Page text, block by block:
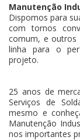
Manutenção
Dispomos para
com tornos
comum, e outros
linha para o
projeto.
25 anos de
Serviços de
mesmo e
Manutenção
nos importantes